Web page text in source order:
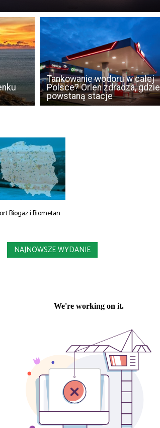
Tankowanie wodoru w całej
Polsce? Orlen zdradza, gdzie
powstaną stacje
Biogaz i Biometan
NAJNOWSZE WYDANIE